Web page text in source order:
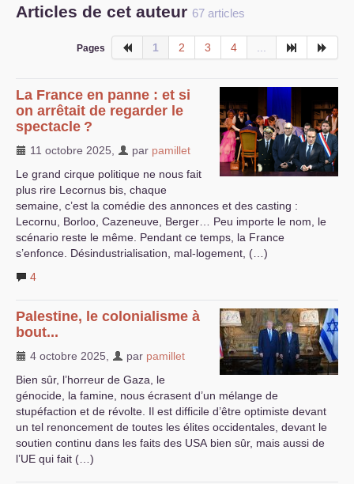
Articles de cet auteur 67 articles
Pages 1 2 3 4
La France en panne : et si
on arrêtait de regarder le
spectacle ?
11 octobre 2025 par pamillet
Le grand cirque politique ne nous fait
plus rire Lecornus bis, chaque
semaine, c’est la comédie des annonces et des casting :
Lecornu, Borloo, Cazeneuve, Berger… Peu importe le nom, le
scénario reste le même. Pendant ce temps, la France
s’enfonce. Désindustrialisation, mal-logement, (…)
4
Palestine, le colonialisme à
bout...
4 octobre 2025 par pamillet
Bien sûr, l’horreur de Gaza, le
génocide, la famine, nous écrasent d’un mélange de
stupéfaction et de révolte. Il est difficile d’être optimiste devant
un tel renoncement de toutes les élites occidentales, devant le
soutien continu dans les faits des USA bien sûr, mais aussi de
l’UE qui fait (…)